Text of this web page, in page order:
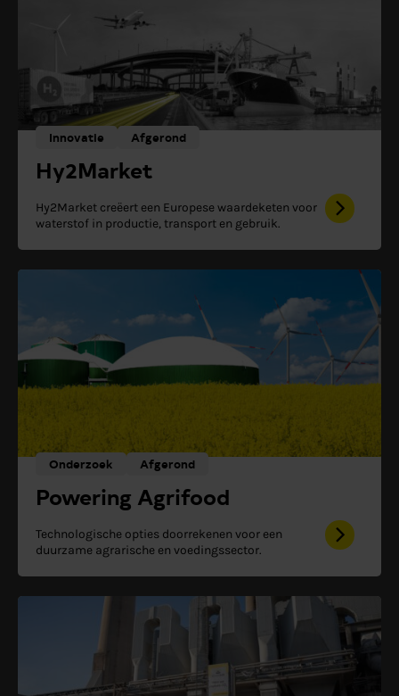
Innovatie Afgerond
Hy2Market
Hy2Market creëert een Europese waardeketen voor
waterstof in productie, transport en gebruik.
Onderzoek Afgerond
Powering Agrifood
Technologische opties doorrekenen voor een
duurzame agrarische en voedingssector.